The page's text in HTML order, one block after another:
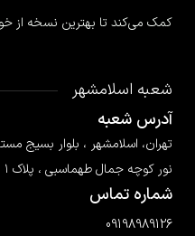
کمک می‌کند تا بهترین نسخه از
شعبه اسلامشهر
آدرس شعبه
تهران، اسلامشهر ، بلوار بسیج
نور کوچه جمال طهماسبی ، پلاک ۱ ، طبقه اول
شماره تماس
09198989126